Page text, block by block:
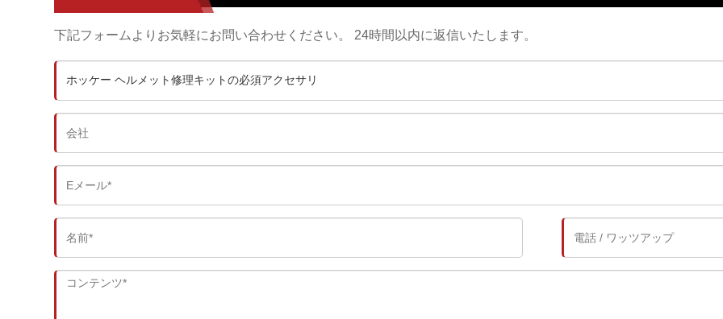
下記フォームよりお気軽にお問い合わせください。 24時間以内に返信いたします。